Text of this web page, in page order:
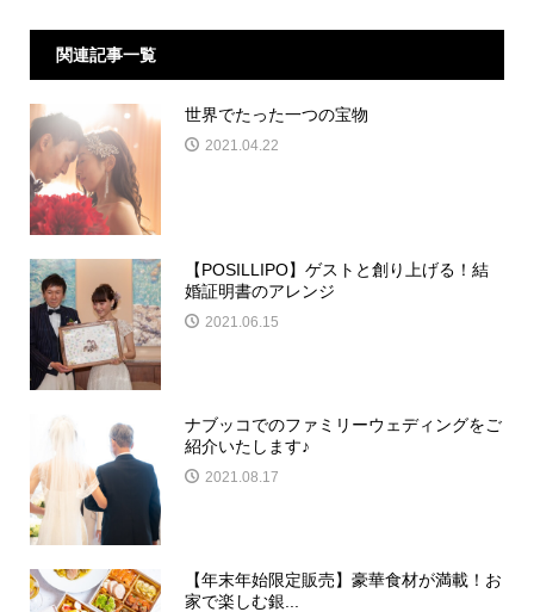
関連記事一覧
世界でたった一つの宝物
2021.04.22
【POSILLIPO】ゲストと創り上げる！結
婚証明書のアレンジ
2021.06.15
ナブッコでのファミリーウェディングをご
紹介いたします♪
2021.08.17
【年末年始限定販売】豪華食材が満載！お
家で楽しむ銀...